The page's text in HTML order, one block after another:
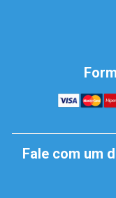
Fale com um